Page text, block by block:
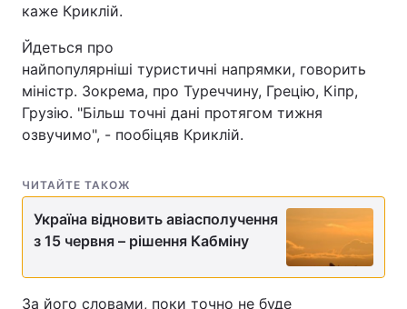
каже Криклій.
Йдеться про
найпопулярніші туристичні напрямки, говорить
міністр. Зокрема, про Туреччину, Грецію, Кіпр,
Грузію. "Більш точні дані протягом тижня
озвучимо", - пообіцяв Криклій.
ЧИТАЙТЕ ТАКОЖ
Україна відновить авіасполучення
з 15 червня – рішення Кабміну
За його словами, поки точно не буде